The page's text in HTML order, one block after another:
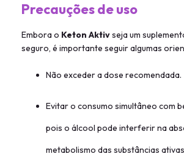
Precauções de uso
Embora o Keton Aktivseja um
seguro, é importante seguir algumas
Não exceder a dose recomendada.
Evitar o consumo simultâneo com
pois o álcool pode interferir na
metabolismo das substâncias